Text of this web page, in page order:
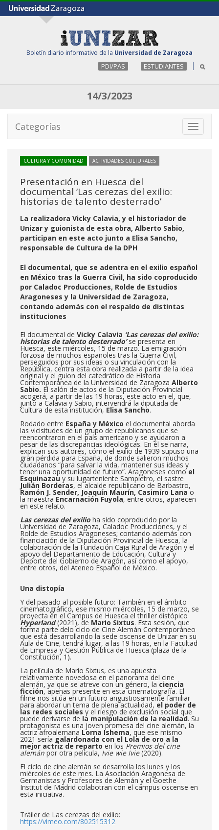
Boletín diario informativo de la Universidad de Zaragoza
PDI/PAS ESTUDIANTES
14/3/2023
Toggle
Categorías
CULTURA Y COMUNIDAD ACTIVIDADES CULTURALES
Presentación en Huesca del
documental ‘Las cerezas del exilio:
historias de talento desterrado’
La realizadora Vicky Calavia, y el historiador de
Unizar y guionista de esta obra, Alberto Sabio,
participan en este acto junto a Elisa Sancho,
responsable de Cultura de la DPH
El documental, que se adentra en el exilio español
en México tras la Guerra Civil, ha sido coproducido
por Caladoc Producciones, Rolde de Estudios
Aragoneses y la Universidad de Zaragoza,
contando además con el respaldo de distintas
instituciones
El documental de Vicky Calavia ‘Las cerezas del exilio:
historias de talento desterrado’se presenta en
Huesca, este miércoles, 15 de marzo. La emigración
forzosa de muchos españoles tras la Guerra Civil,
perseguidos por sus ideas o su vinculación con la
República, centra esta obra realizada a partir de la idea
original y el guion del catedrático de Historia
Contemporánea de la Universidad de Zaragoza Alberto
Sabio. El salón de actos de la Diputación Provincial
acogerá, a partir de las 19 horas, este acto en el, que,
junto a Calavia y Sabio, intervendrá la diputada de
Cultura de esta institución, Elisa Sancho.
Rodado entre España y México el documental aborda
las vicisitudes de un grupo de republicanos que se
reencontraron en el país americano y se ayudaron a
pesar de las discrepancias ideológicas. En él se narra,
explican sus autores, cómo el exilio de 1939 supuso una
gran pérdida para España, de donde salieron muchos
ciudadanos “para salvar la vida, mantener sus ideas y
tener una oportunidad de futuro”. Aragoneses comoel
Esquinazau y su lugarteniente Sampietro, el sastre
Julián Borderas, el alcalde republicano de Barbastro,
Ramón J. Sender, Joaquín Maurín, Casimiro Lanao
la maestra Encarnación Fuyola, entre otros, aparecen
en este relato.
Las cerezas del exilio ha sido coproducido por la
Universidad de Zaragoza, Caladoc Producciones, y el
Rolde de Estudios Aragoneses; contando además con
financiación de la Diputación Provincial de Huesca, la
colaboración de la Fundación Caja Rural de Aragón y el
apoyo del Departamento de Educación, Cultura y
Deporte del Gobierno de Aragón, así como el apoyo,
entre otros, del Ateneo Español de México.
Una distopía
Y del pasado al posible futuro: También en el ámbito
cinematográfico, ese mismo miércoles, 15 de marzo, se
proyecta en el Campus de Huesca el thriller distópico
Hyperland(2021), de Mario Sixtus. Esta sesión, que
forma parte delo ciclo de Cine Alemán Contemporáneo
que está desarrollando la sede oscense de Unizar en su
Aula de Cine, tendrá lugar, a las 19 horas, en la Facultad
de Empresa y Gestión Pública de Huesca (plaza de la
Constitución, 1).
La película de Mario Sixtus, es una apuesta
relativamente novedosa en el panorama del cine
alemán, ya que se atreve con un género, la ciencia
ficción, apenas presente en esta cinematografía. El
filme nos sitúa en un futuro angustiosamente familiar
para abordar un tema de plena actualidad, el poder de
las redes sociales y el riesgo de exclusión social que
puede derivarse de la manipulación de la realidad. Su
protagonista es una joven promesa del cine alemán, la
actriz afroalemana Lorna Ishema, que ese mismo
2021 sería galardonada con el Lola de oro a la
mejor actriz de reparto en los Premios del cine
alemán por otra película, Ivie wie Ivie(2020).
El ciclo de cine alemán se desarrolla los lunes y los
miércoles de este mes. La Asociación Aragonesa de
Germanistas y Profesores de Alemán y el Goethe
Institut de Madrid colabotran con el campus oscense en
esta iniciativa.
Tráiler de Las cerezas del exilio:
https://vimeo.com/802515312